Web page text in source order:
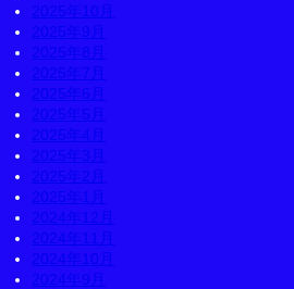
2025年10月
2025年9月
2025年8月
2025年7月
2025年6月
2025年5月
2025年4月
2025年3月
2025年2月
2025年1月
2024年12月
2024年11月
2024年10月
2024年9月